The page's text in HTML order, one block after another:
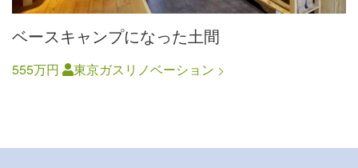
ベースキャンプになった土間
555万円 東京ガスリノベーション